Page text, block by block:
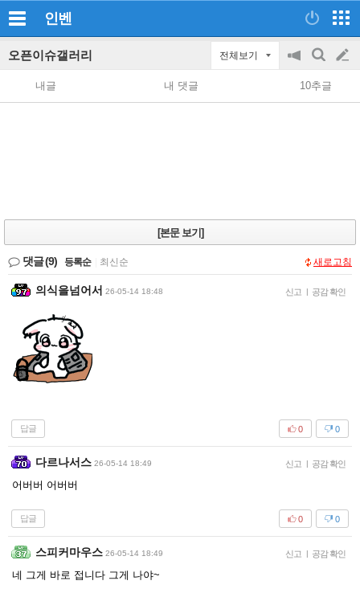
인벤
오픈이슈갤러리 전체보기
공
지
on/off
검
색
글
쓰
내글 내 댓글 10추글
[본문 보기]
댓글(9) 등록순 최신순 새로고침
의식을넘어서 26-05-14 18:48 신고 | 공감 확인
답글 0
0
다르나서스 26-05-14 18:49 신고 | 공감 확인
어버버 어버버
답글 0
0
스피커마우스 26-05-14 18:49 신고 | 공감 확인
네 그게 바로 접니다 그게 나야~